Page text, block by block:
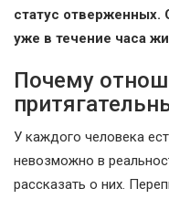
статус отверженных.
уже в течение часа
Почему
У каждого человека
невозможно в
рассказать о них.